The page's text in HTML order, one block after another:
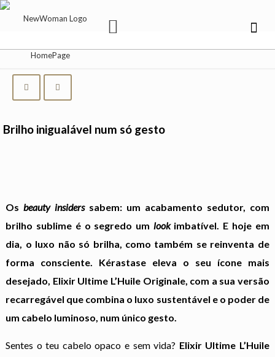
Brilho inigualável num só gesto
Osbeauty insiderssabem: um acabamento sedutor, com
brilho sublime é o segredo um lookimbatível. E hoje em
dia, o luxo não só brilha, como também se reinventa de
forma consciente. Kérastase eleva o seu ícone mais
desejado, Elixir Ultime L’Huile Originale, com a sua versão
recarregável que combina o luxo sustentável e o poder de
um cabelo luminoso, num único gesto.
Sentes o teu cabelo opaco e sem vida? Elixir Ultime L’Huile